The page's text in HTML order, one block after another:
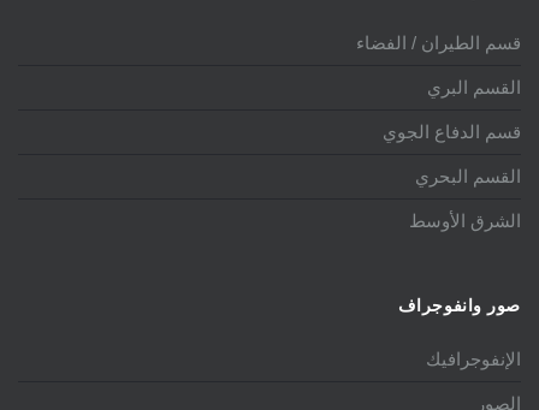
قسم الطيران / الفضاء
القسم البري
قسم الدفاع الجوي
القسم البحري
الشرق الأوسط
صور وانفوجراف
الإنفوجرافيك
الصور